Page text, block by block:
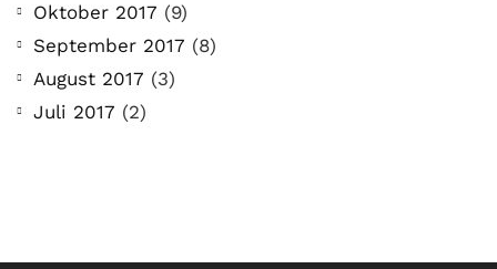
Oktober 2017 (9)
September 2017 (8)
August 2017 (3)
Juli 2017 (2)